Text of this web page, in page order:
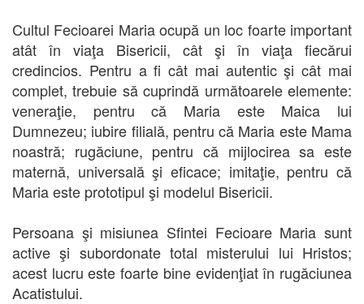
Cultul Fecioarei Maria ocupă un loc foarte important
atât în viaţa Bisericii, cât şi în viaţa fiecărui
credincios. Pentru a fi cât mai autentic şi cât mai
complet, trebuie să cuprindă următoarele elemente:
veneraţie, pentru că Maria este Maica lui
Dumnezeu; iubire filială, pentru că Maria este Mama
noastră; rugăciune, pentru că mijlocirea sa este
maternă, universală şi eficace; imitaţie, pentru că
Maria este prototipul şi modelul Bisericii.
Persoana şi misiunea Sfintei Fecioare Maria sunt
active şi subordonate total misterului lui Hristos;
acest lucru este foarte bine evidenţiat în rugăciunea
Acatistului.